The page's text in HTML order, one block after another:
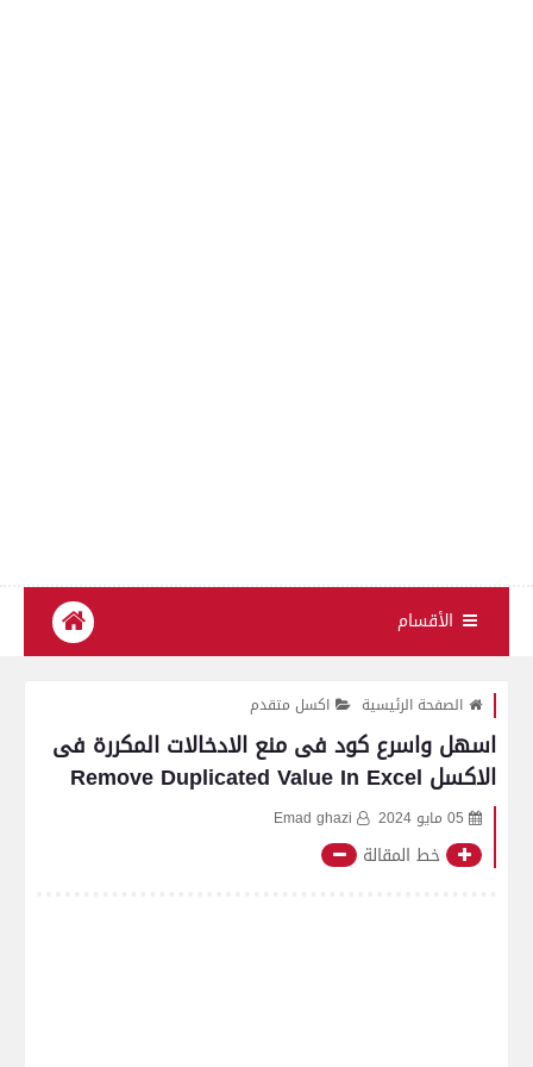
الأقسام
الصفحة الرئيسية اكسل متقدم
اسهل واسرع كود فى منع الادخالات المكررة فى
الاكسل Remove Duplicated Value In Excel
05 مايو 2024 Emad ghazi
خط المقالة